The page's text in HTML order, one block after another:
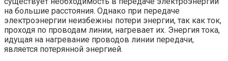
на большие расстояния. Однако при передаче
электроэнергии неизбежны потери энергии, так как ток,
проходя по проводам линии, нагревает их. Энергия тока,
идущая на нагревание проводов линии передачи,
является потерянной энергией.